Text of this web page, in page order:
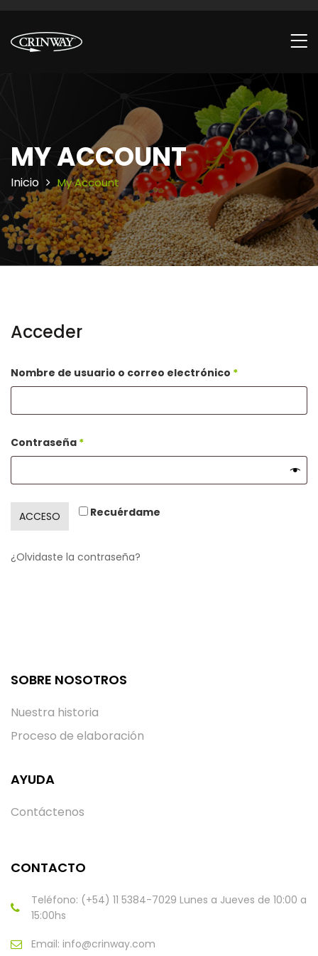
MY ACCOUNT
Inicio My Account
Acceder
Nombre de usuario o correo electrónico *Obligatorio
Contraseña *Obligatorio
Recuérdame
ACCESO
¿Olvidaste la contraseña?
SOBRE NOSOTROS
Nuestra historia
Proceso de elaboración
AYUDA
Contáctenos
CONTACTO
Teléfono: (+54) 11 5384-7029 Lunes a Jueves de 10:00 a
15:00hs
Email: info@crinway.com